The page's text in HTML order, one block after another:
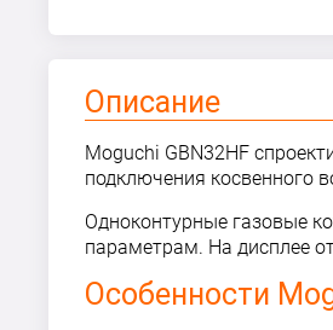
Описание
Moguchi GBN32НF
подключения косвенного
Одноконтурные газовые
параметрам. На дисплее
Особенности